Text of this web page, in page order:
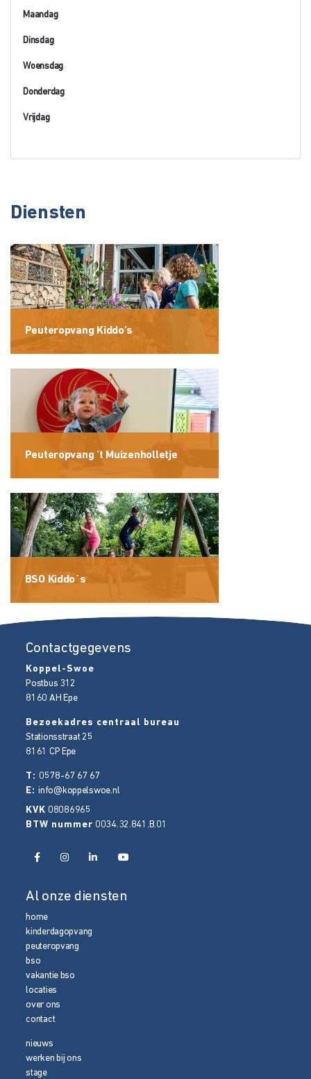
Maandag
Dinsdag
Woensdag
Donderdag
Vrijdag
Diensten
Peuteropvang Kiddo’s
Peuteropvang ’t Muizenholletje
BSO Kiddo´s
Contactgegevens
Koppel-Swoe
Postbus 312
8160 AH Epe
Bezoekadres centraal bureau
Stationsstraat 25
8161 CPEpe
T: 0578-67 67 67
E:info@koppelswoe.nl
KVK 08086965
BTW nummer 0034.32.841.B.01
Al onze diensten
home
kinderdagopvang
peuteropvang
bso
vakantie bso
locaties
over ons
contact
nieuws
werken bij ons
stage